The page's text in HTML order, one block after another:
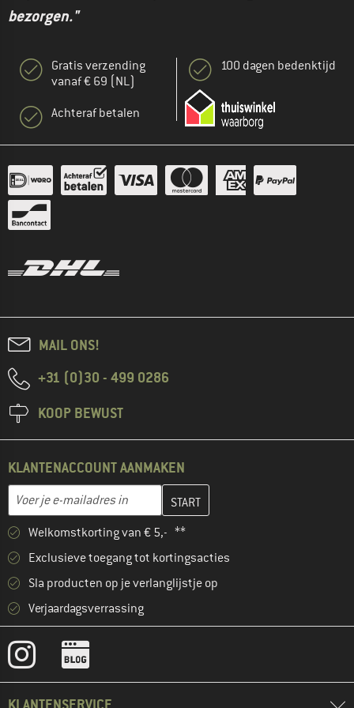
bezorgen."
Gratis verzending
vanaf € 69 (NL)
Achteraf betalen
100 dagen bedenktijd
MAIL ONS!
+31 (0)30 - 499 0286
KOOP BEWUST
KLANTENACCOUNT AANMAKEN
E-mailadres
Vul je e-mailadres hier in en maak in de volgende stap je
Welkomstkorting van € 5,- **
Exclusieve toegang tot kortingsacties
Sla producten op je verlanglijstje op
Verjaardagsverrassing